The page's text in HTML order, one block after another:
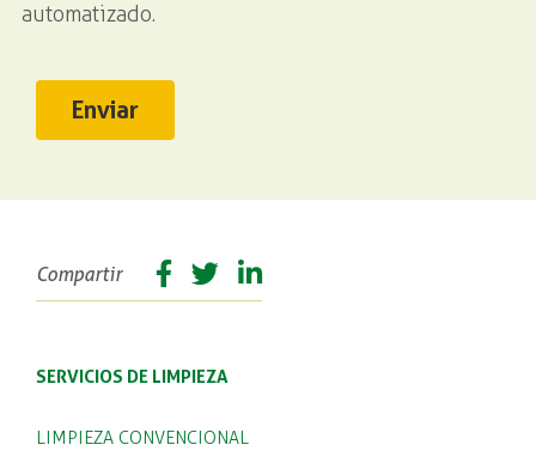
Compartir
Facebook
share
Twitter
Linkedin
SERVICIOS DE LIMPIEZA
LIMPIEZA CONVENCIONAL
automatizado.